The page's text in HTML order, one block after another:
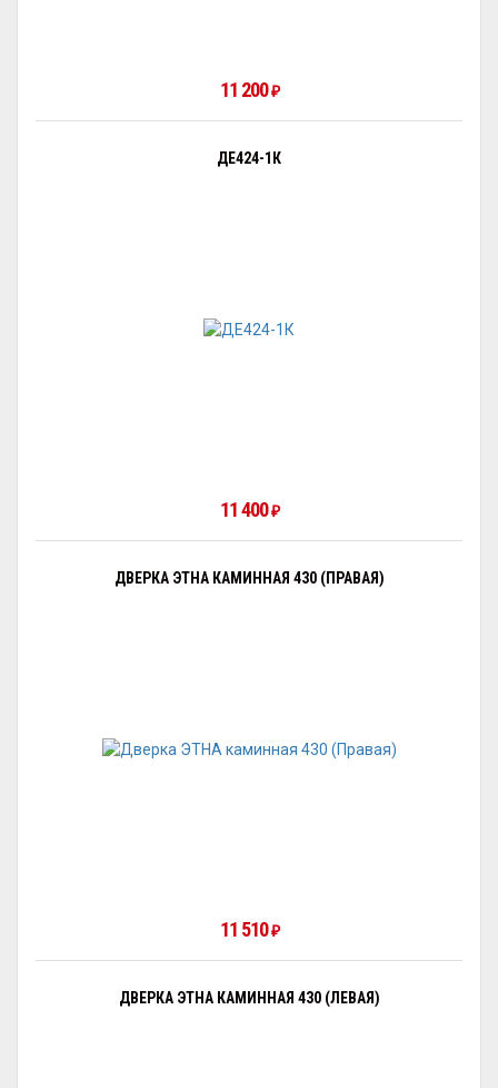
11 200₽
ДЕ424-1К
11 400₽
ДВЕРКА ЭТНА КАМИННАЯ 430 (ПРАВАЯ)
11 510₽
ДВЕРКА ЭТНА КАМИННАЯ 430 (ЛЕВАЯ)